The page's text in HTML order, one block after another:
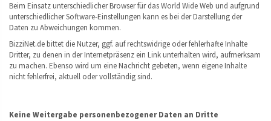
Beim Einsatz unterschiedlicher Browser für das World Wide Web und aufgrund
unterschiedlicher Software-Einstellungen kann es bei der Darstellung der
Daten zu Abweichungen kommen.
BizziNet.de bittet die Nutzer, ggf. auf rechtswidrige oder fehlerhafte Inhalte
Dritter, zu denen in der Internetpräsenz ein Link unterhalten wird, aufmerksam
zu machen. Ebenso wird um eine Nachricht gebeten, wenn eigene Inhalte
nicht fehlerfrei, aktuell oder vollständig sind.
Keine Weitergabe personenbezogener Daten an Dritte